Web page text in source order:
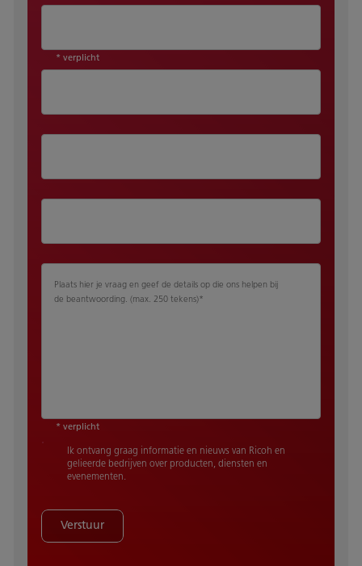
* verplicht
Plaats hier je vraag en geef de details op die ons helpen bij
de beantwoording. (max. 250 tekens)*
* verplicht
Ik ontvang graag informatie en nieuws van Ricoh en
gelieerde bedrijven over producten, diensten en
evenementen.
Verstuur